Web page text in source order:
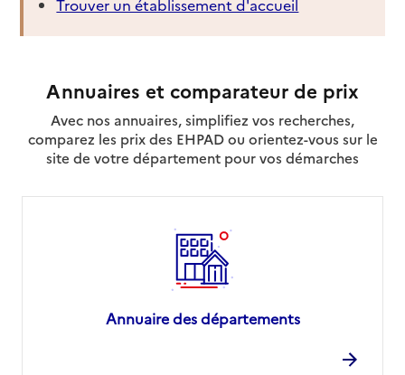
Trouver un établissement d'accueil
Annuaires et comparateur de prix
Avec nos annuaires, simplifiez vos recherches,
comparez les prix des EHPAD ou orientez-vous sur le
site de votre département pour vos démarches
Annuaire des départements